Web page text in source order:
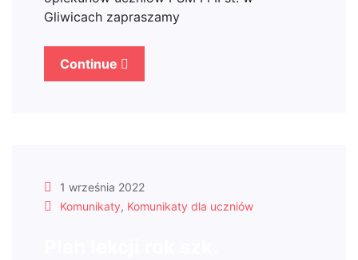
Gliwicach zapraszamy
Continue
1 września 2022
Komunikaty, Komunikaty dla uczniów